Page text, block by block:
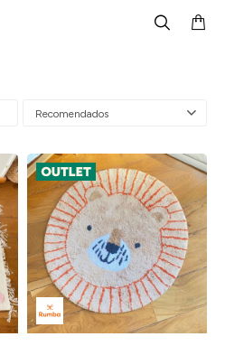
Recomendados